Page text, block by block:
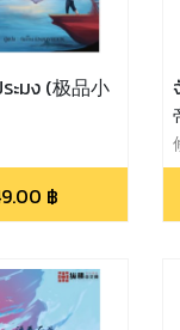
ะมง (极品小
฿